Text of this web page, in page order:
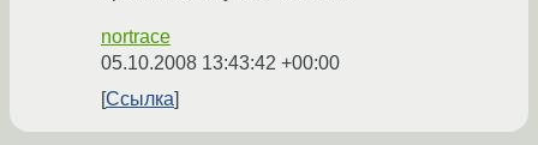
nortrace
05.10.2008 13:43:42 +00:00
Ссылка